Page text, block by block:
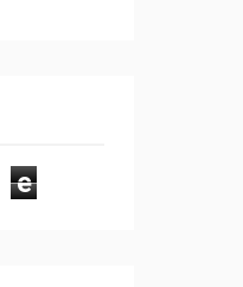
e